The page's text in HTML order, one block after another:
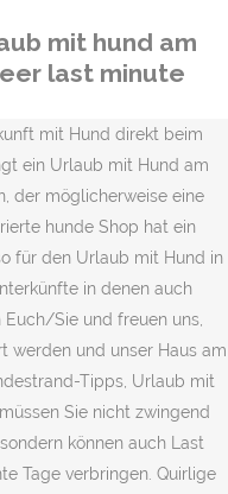
mit hund am
last minute
mit Hund direkt beim
ein Urlaub mit Hund am
der möglicherweise eine
hunde Shop hat ein
für den Urlaub mit Hund in
in denen auch
Sie und freuen uns,
werden und unser Haus am
Tipps, Urlaub mit
Sie nicht zwingend
können auch Last
Tage verbringen. Quirlige